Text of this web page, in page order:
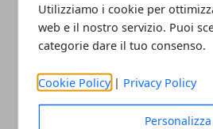
Utilizziamo i cookie per
web e il nostro servizio. Puoi
categorie dare il tuo consenso.
Cookie Policy | Privacy Policy
Personalizza